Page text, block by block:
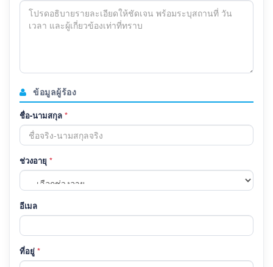
ข้อมูลผู้ร้อง
ชื่อ-นามสกุล *
ช่วงอายุ *
อีเมล
ที่อยู่ *